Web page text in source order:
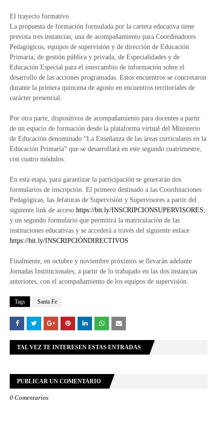
El trayecto formativo
La propuesta de formación formulada por la cartera educativa tiene
prevista tres instancias, una de acompañamiento para Coordinadores
Pedagógicos, equipos de supervisión y de dirección de Educación
Primaria, de gestión pública y privada, de Especialidades y de
Educación Especial para el intercambio de información sobre el
desarrollo de las acciones programadas. Estos encuentros se concretaron
durante la primera quincena de agosto en encuentros territoriales de
carácter presencial.
Por otra parte, dispositivos de acompañamiento para docentes a partir
de un espacio de formación desde la plataforma virtual del Ministerio
de Educación denominado “La Enseñanza de las áreas curriculares en la
Educación Primaria” que se desarrollará en este segundo cuatrimestre,
con cuatro módulos.
En esta etapa, para garantizar la participación se generarán dos
formularios de inscripción. El primero destinado a las Coordinaciones
Pedagógicas, las Jefaturas de Supervisión y Supervisores a partir del
siguiente link de acceso https://bit.ly/INSCRIPCIONSUPERVISORES;
y un segundo formulario que permitirá la matriculación de las
instituciones educativas y se accederá a través del siguiente enlace
https://bit.ly/INSCRIPCIÓNDIRECTIVOS
Finalmente, en octubre y noviembre próximos se llevarán adelante
Jornadas Institucionales, a partir de lo trabajado en las dos instancias
anteriores, con el acompañamiento de los equipos de supervisión.
Tags Santa Fe
TAL VEZ TE INTERESEN ESTAS ENTRADAS
PUBLICAR UN COMENTARIO
0 Comentarios